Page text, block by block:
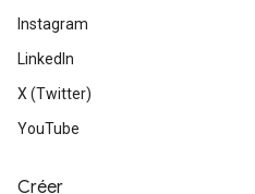
Instagram
LinkedIn
X (Twitter)
YouTube
Créer